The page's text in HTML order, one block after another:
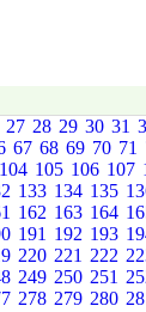
27 28 29 30 31
67 68 69 70 71
104 105 106 107
133 134 135
162 163 164
191 192 193
220 221 222
249 250 251
278 279 280